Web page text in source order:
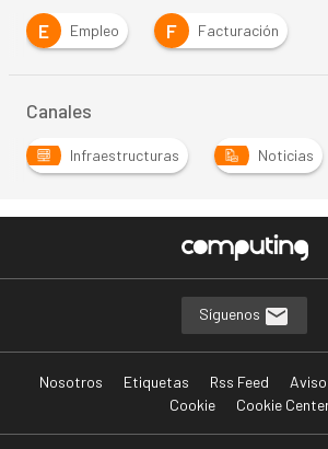
E
Empleo F Facturación
Canales
Infraestructuras Noticias
Síguenos
Nosotros Etiquetas Rss Feed
Cookie
Cookie